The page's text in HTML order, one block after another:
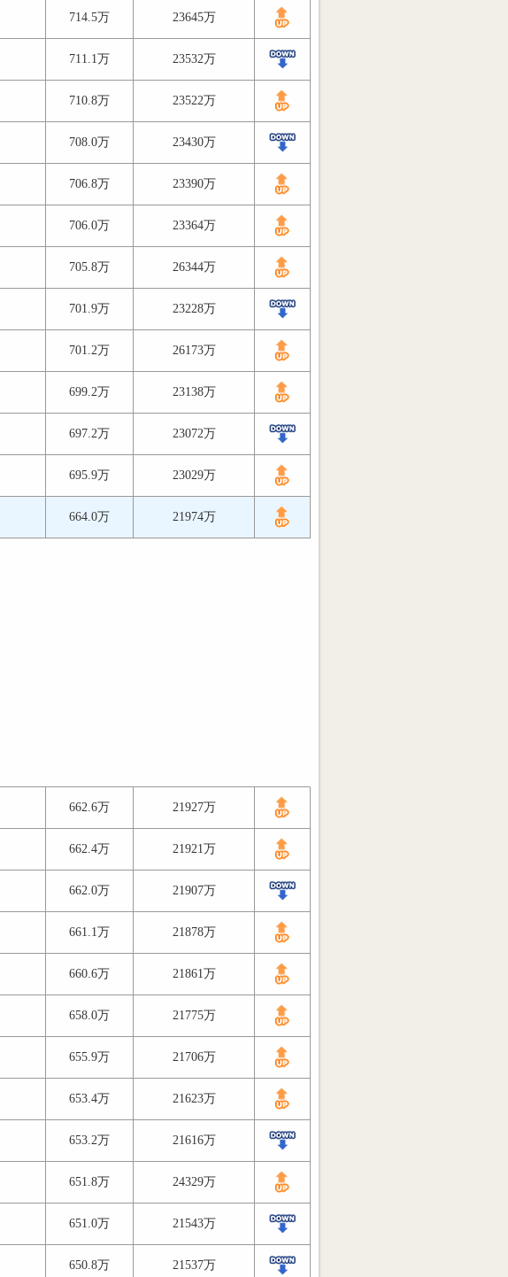
714.5万 23645万
711.1万 23532万
710.8万 23522万
708.0万 23430万
706.8万 23390万
706.0万 23364万
705.8万 26344万
701.9万 23228万
701.2万 26173万
699.2万 23138万
697.2万 23072万
695.9万 23029万
664.0万 21974万
662.6万 21927万
662.4万 21921万
662.0万 21907万
661.1万 21878万
660.6万 21861万
658.0万 21775万
655.9万 21706万
653.4万 21623万
653.2万 21616万
651.8万 24329万
651.0万 21543万
650.8万 21537万